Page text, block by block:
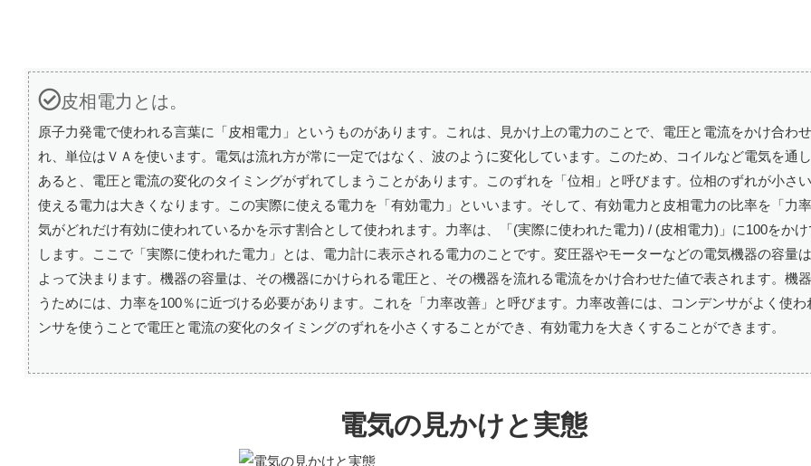
皮相電力とは。
原子力発電で使われる言葉に「皮相電力」というものがあります。これは、見かけ上の電力のことで、電圧と電流をかけ合わ
れ、単位はＶＡを使います。電気は流れ方が常に一定ではなく、波のように変化しています。このため、コイルなど電気を通
あると、電圧と電流の変化のタイミングがずれてしまうことがあります。このずれを「位相」と呼びます。位相のずれが小さ
使える電力は大きくなります。この実際に使える電力を「有効電力」といいます。そして、有効電力と皮相電力の比率を「力
気がどれだけ有効に使われているかを示す割合として使われます。力率は、「(実際に使われた電力) / (皮相電力)」に100をか
します。ここで「実際に使われた電力」とは、電力計に表示される電力のことです。変圧器やモーターなどの電気機器の容量
よって決まります。機器の容量は、その機器にかけられる電圧と、その機器を流れる電流をかけ合わせた値で表されます。機
うためには、力率を100％に近づける必要があります。これを「力率改善」と呼びます。力率改善には、コンデンサがよく使
ンサを使うことで電圧と電流の変化のタイミングのずれを小さくすることができ、有効電力を大きくすることができます。
電気の見かけと実態